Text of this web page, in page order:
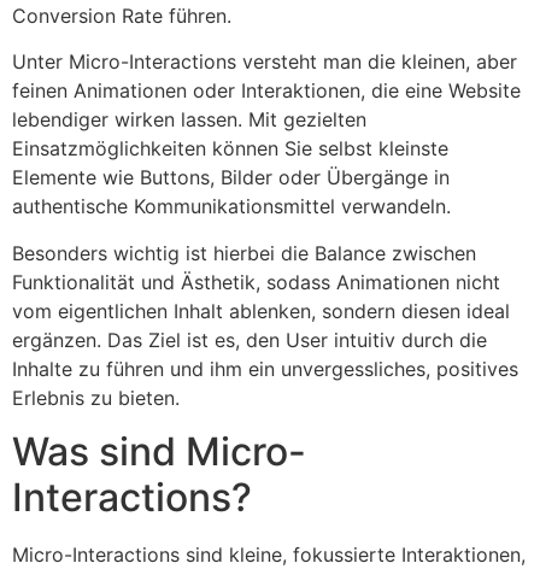
Conversion Rate führen.
Unter Micro-Interactions versteht man die kleinen, aber
feinen Animationen oder Interaktionen, die eine Website
lebendiger wirken lassen. Mit gezielten
Einsatzmöglichkeiten können Sie selbst kleinste
Elemente wie Buttons, Bilder oder Übergänge in
authentische Kommunikationsmittel verwandeln.
Besonders wichtig ist hierbei die Balance zwischen
Funktionalität und Ästhetik, sodass Animationen nicht
vom eigentlichen Inhalt ablenken, sondern diesen ideal
ergänzen. Das Ziel ist es, den User intuitiv durch die
Inhalte zu führen und ihm ein unvergessliches, positives
Erlebnis zu bieten.
Was sind Micro-
Interactions?
Micro-Interactions sind kleine, fokussierte Interaktionen,